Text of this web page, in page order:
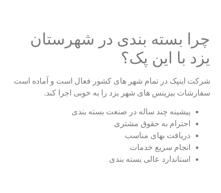
چرا بسته بندی در شهرستان
یزد با این پک؟
شرکت اینپک در تمام شهر های کشور فعال است و آماده است
سفارشات بیزینس های شهر یزد را به خوبی اجرا کند.
پیشینه چند ساله در صنعت بسته بندی
احترام به حقوق مشتری
دریافت بهای مناسب
انجام سریع خدمات
استاندارد عالی بسته بندی